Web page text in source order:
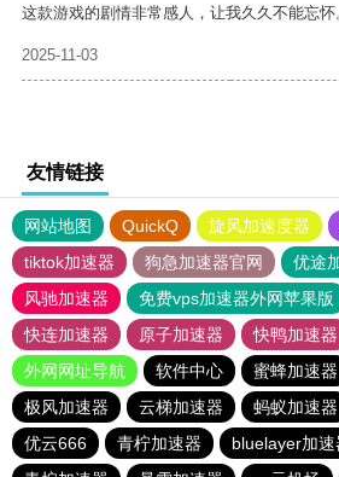
这款游戏的剧情非常感人，让我久久不能忘怀
2025-11-03
友情链接
网站地图 QuickQ 旋风加速度器
tiktok加速器
狗急加速器官网
优途
风驰加速器
免费vps加速器外网苹果版
快连加速器
原子加速器 快鸭加速器
外网网址导航
软件中心 蜜蜂加速器
极风加速器
云梯加速器 蚂蚁加速器
优云666
青柠加速器 bluelayer加速